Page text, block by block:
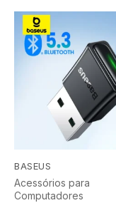
BASEUS
Acessórios para
Computadores